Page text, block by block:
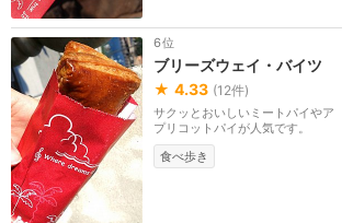
6位
ブリーズウェイ・バイツ
★ 4.33 (12件)
サクッとおいしいミートパイやア
プリコットパイが人気です。
食べ歩き